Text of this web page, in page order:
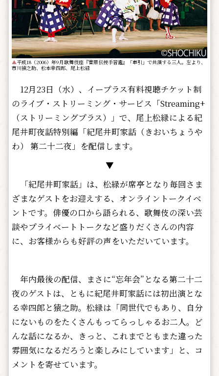
▲平成18（2006）年9月歌舞伎座『菅原伝授手習鑑』「車引」で共演する三人。左より、
市川猿之助、松本幸四郎、尾上松緑
12月23日（水）、イープラス有料視聴チケット制
のライブ・ストリーミング・サービス「Streaming+
（ストリーミングプラス）」で、尾上松緑による紀
尾井町夜話特別編「紀尾井町家話（きおいちょうや
わ） 第二十二夜」を配信します。
▼
「紀尾井町家話」は、松緑が席亭となり毎回さま
ざまなゲストをお迎えする、オンライントークイベ
ントです。俳優の口から語られる、歌舞伎の深い芸
談やプライベートトークなど盛りだくさんの内容
に、お客様からも好評の声をいただいています。
年内最後の配信、まさに“忘年会”となる第二十二
夜のゲストは、ともに紀尾井町家話には初出演とな
る幸四郎と猿之助。松緑は「同世代でもあり、自分
にないものをたくさんもってらっしゃるお二人。ど
んな話になるか、きっと、これまでともまた違った
雰囲気になるだろうと楽しみにしています」と、コ
メントを寄せています。